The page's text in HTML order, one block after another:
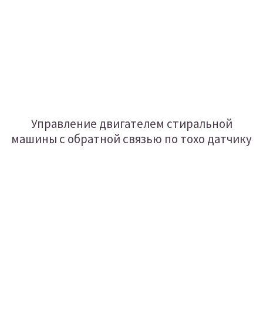
Управление двигателем стиральной
машины с обратной связью по тохо датчику